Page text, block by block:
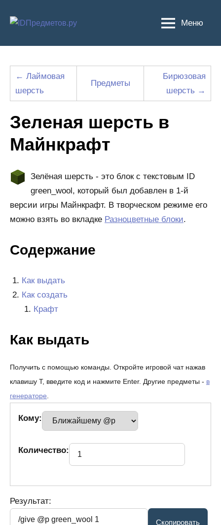
Меню
← Лаймовая
шерсть
Предметы
Бирюзовая
шерсть →
Зеленая шерсть в
Майнкрафт
Зелёная шерсть - это блок с текстовым ID
green_wool, который был добавлен в 1-й
версии игры Майнкрафт. В творческом режиме его
можно взять во вкладке Разноцветные блоки.
Содержание
Как выдать
Как создать
Крафт
Как выдать
Получить с помощью команды. Откройте игровой чат нажав
клавишу T, введите код и нажмите Enter. Другие предметы - в
генераторе.
Кому:
Количество:
Результат: